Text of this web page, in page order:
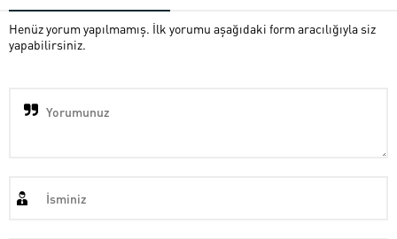
Henüz yorum yapılmamış. İlk yorumu aşağıdaki form aracılığıyla siz
yapabilirsiniz.